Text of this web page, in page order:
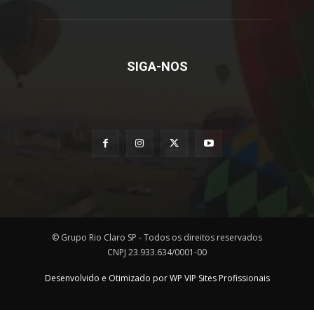
SIGA-NOS
© Grupo Rio Claro SP - Todos os direitos reservados
CNPJ 23.933.634/0001-00
Desenvolvido e Otimizado por WP VIP Sites Profissionais